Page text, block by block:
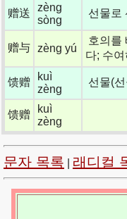
赠送
zèng
sòng
선물로
赠与 zèng yú
호의를
다; 수
馈赠
kuì
zèng
선물(
馈赠
kuì
zèng
문자 목록 래디컬